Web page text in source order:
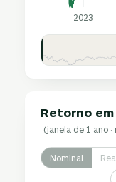
2023
Retorno
(janela de 1 ano
Nominal